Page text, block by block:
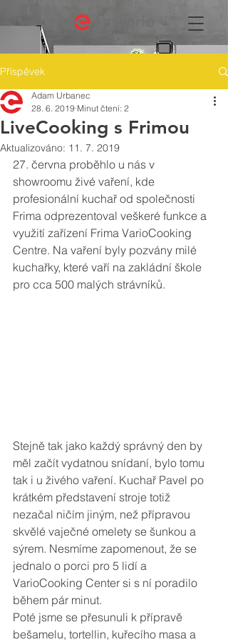
Příspěvek
LiveCooking s Frimou
Adam Urbanec
28. 6. 2019 Minut čtení: 2
Aktualizováno: 11. 7. 2019
27. června proběhlo u nás v
showroomu živé vaření, kde
profesionální kuchař od společnosti
Frima odprezentoval veškeré funkce a
využití zařízení Frima VarioCooking
Centre. Na vaření byly pozvány milé
kuchařky, které vaří na zakládní škole
pro cca 500 malých strávníků.
Stejně tak jako každý správný den by
měl začít vydatnou snídaní, bylo tomu
tak i u živého vaření. Kuchař Pavel po
krátkém představení stroje totiž
nezačal ničím jiným, než přípravou
skvělé vaječné omelety se šunkou a
sýrem. Nesmíme zapomenout, že se
jednalo o porci pro 5 lidí a
VarioCooking Center si s ní poradilo
během pár minut.
Poté jsme se přesunuli k přípravě
bešamelu, tortellin, kuřecího masa a